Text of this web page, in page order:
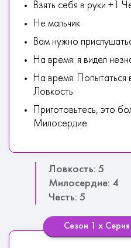
Взять себя в руки +1
Не мальчик
Вам нужно
На время: я видел
На время: Попытаться
Ловкость
Приготовьтесь, это
Милосердие
Ловкость: 5
Милосердие: 4
Честь: 5
Сезон 1 х